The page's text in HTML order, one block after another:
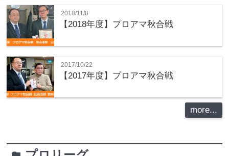
2018/11/8
【2018年度】プロアマ秋合戦
2017/10/22
【2017年度】プロアマ秋合戦
more...